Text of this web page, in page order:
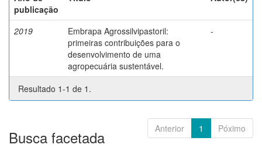
publicação
2019
Embrapa Agrossilvipastoril:
primeiras contribuições para o
desenvolvimento de uma
agropecuária sustentável.
-
Resultado 1-1 de 1.
Anterior 1 Póximo
Busca facetada